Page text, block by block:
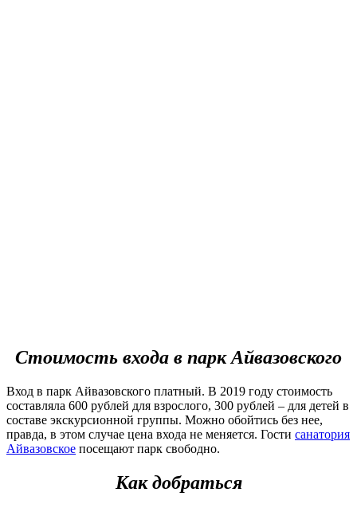
Стоимость входа в парк Айвазовского
Вход в парк Айвазовского платный. В 2019 году стоимость
составляла 600 рублей для взрослого, 300 рублей – для детей в
составе экскурсионной группы. Можно обойтись без нее,
правда, в этом случае цена входа не меняется. Гости санатория
Айвазовское посещают парк свободно.
Как добраться